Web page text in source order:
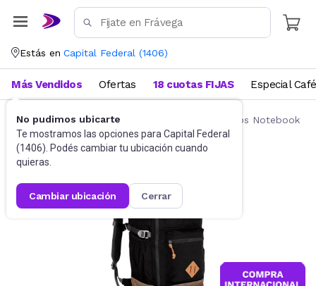
Estás en Capital Federal (1406)
No pudimos ubicarte
Te mostramos las opciones para Capital Federal
(1406). Podés cambiar tu ubicación cuando
quieras.
cambiar ubicación cerrar
Más Vendidos Ofertas 18 cuotas FIJAS Especial Café
Accesorios de Informática Mochilas y Bolsos Notebook